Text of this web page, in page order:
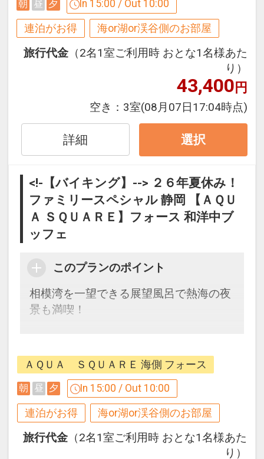
１泊目より１泊につきおひとり様
１，０００円引、こどもA７００円引、
こどもB５００円引
※割引適用後のご旅行代金は、カレンダ
ーからお進みいただいた後表示される
「空室照会結果確認画面」でご確認くだ
※宿泊期間中すべての日において人数・
氏名・客室タイプ・食事条件・プラン同
す。
連泊割引 設定除外日
下記期間は割引除外となります。
【5月】2～5・24
【7月】20・26
【8月】5・8～15・18・24
【11月】8・23
【12月】6・25・28～31
【1月】1～3
【2月】21
ここがポイント！
朝 昼 夕 In 15:00 / Out 10:00
連泊がお得 海or湖or渓谷側のお部屋
旅行代金 （2名1室ご利用時 おとな1名様あた
り）
43,400円
空き： 3室(08月07日17:04時点)
詳細 選択
<!-【バイキング】--> ２６年夏休み！
ファミリースペシャル 静岡 【ＡＱＵ
Ａ ＳＱＵＡＲＥ】フォース 和洋中ブ
ッフェ
このプランのポイント
相模湾を一望できる展望風呂で熱海の夜
景も満喫！
●おとな、こどもＡ・Ｂにお１人様につ
き１個熱海プリン（特製カラメルシロッ
プ付）をご用意
※ホテル内『渚の熱海プリン』で引換く
ださい。
※プリンの種類は選べません。
ＡＱＵＡ ＳＱＵＡＲＥ 海側 フォース
朝 昼 夕 In 15:00 / Out 10:00
連泊がお得 海or湖or渓谷側のお部屋
旅行代金 （2名1室ご利用時 おとな1名様あた
り）